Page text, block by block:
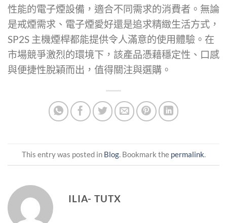
性能的電子煙設備，適合不同需求的消費者。無論
是戒煙需求、電子煙愛好還是追求精緻生活方式，
SP2S 主機煙桿都能提供令人滿意的使用體驗。在
市場競爭激烈的環境下，該產品憑藉穩定性、口感
與便捷性脫穎而出，值得關注與選購。
This entry was posted in Blog. Bookmark the permalink.
ILIA- TUTX